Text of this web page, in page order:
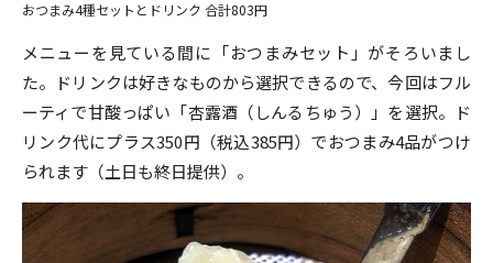
おつまみ4種セットとドリンク 合計803円
メニューを見ている間に「おつまみセット」がそろいまし
た。ドリンクは好きなものから選択できるので、今回はフル
ーティで甘酸っぱい「杏露酒（しんるちゅう）」を選択。ド
リンク代にプラス350円（税込385円）でおつまみ4品がつけ
られます（土日も終日提供）。